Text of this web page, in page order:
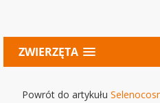
ZWIERZĘTA
Powrót do artykułu